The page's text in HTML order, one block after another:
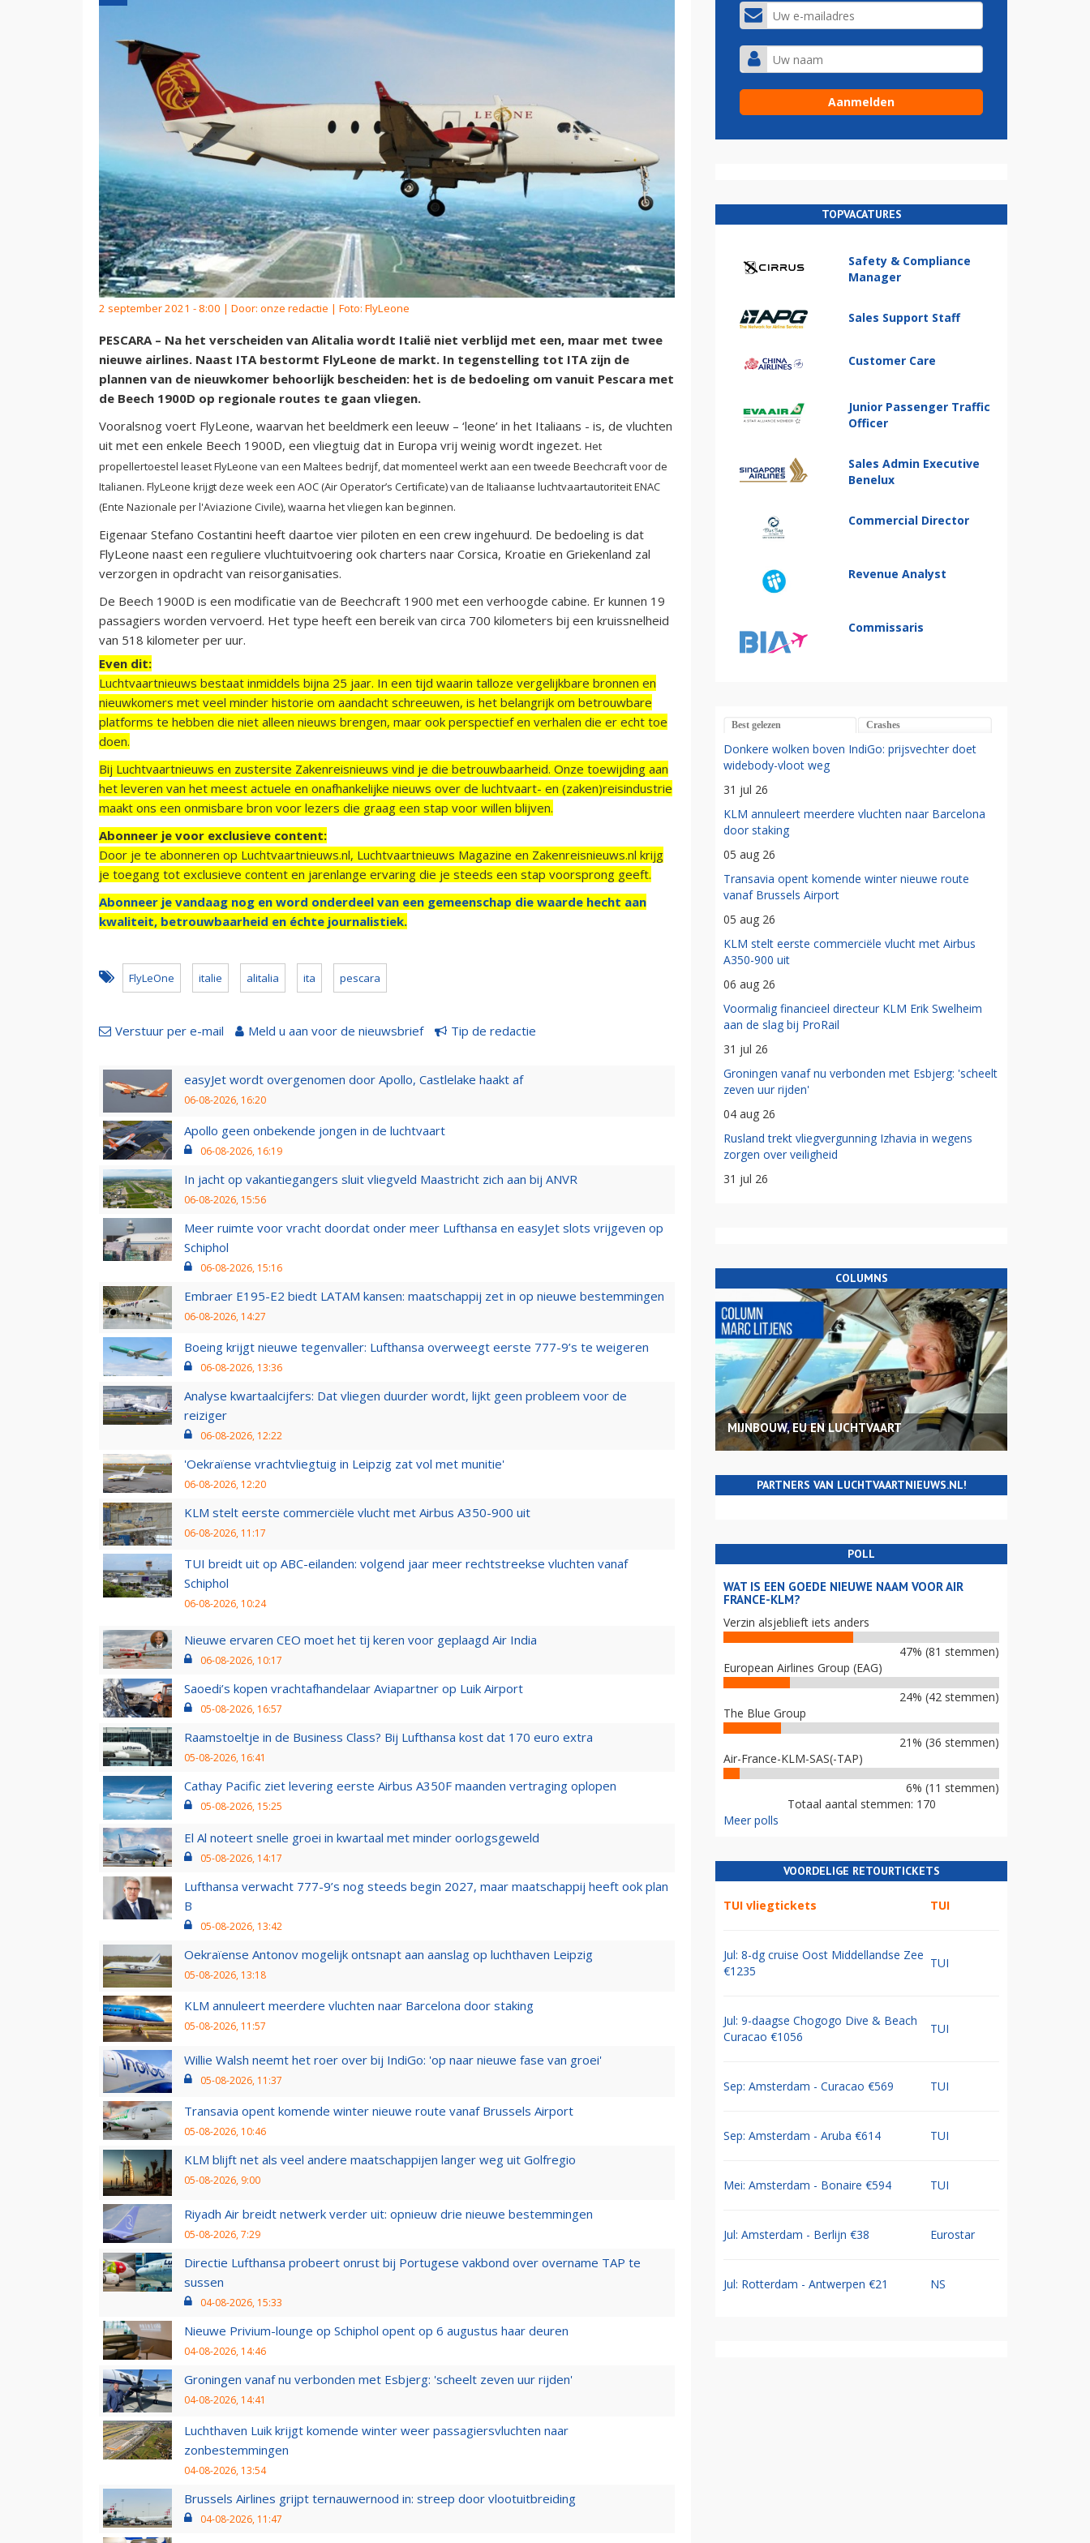
2 september 2021 - 8:00 | Door: onze redactie | Foto: FlyLeone
PESCARA – Na het verscheiden van Alitalia wordt Italië niet verblijd met een, maar met twee
nieuwe airlines. Naast ITA bestormt FlyLeone de markt. In tegenstelling tot ITA zijn de
plannen van de nieuwkomer behoorlijk bescheiden: het is de bedoeling om vanuit Pescara met
de Beech 1900D op regionale routes te gaan vliegen.
Vooralsnog voert FlyLeone, waarvan het beeldmerk een leeuw – ‘leone’ in het Italiaans - is, de vluchten
uit met een enkele Beech 1900D, een vliegtuig dat in Europa vrij weinig wordt ingezet. Het
propellertoestel leaset FlyLeone van een Maltees bedrijf, dat momenteel werkt aan een tweede Beechcraft voor de
Italianen. FlyLeone krijgt deze week een AOC (Air Operator’s Certificate) van de Italiaanse luchtvaartautoriteit ENAC
(Ente Nazionale per l'Aviazione Civile), waarna het vliegen kan beginnen.
Eigenaar Stefano Costantini heeft daartoe vier piloten en een crew ingehuurd. De bedoeling is dat
FlyLeone naast een reguliere vluchtuitvoering ook charters naar Corsica, Kroatie en Griekenland zal
verzorgen in opdracht van reisorganisaties.
De Beech 1900D is een modificatie van de Beechcraft 1900 met een verhoogde cabine. Er kunnen 19
passagiers worden vervoerd. Het type heeft een bereik van circa 700 kilometers bij een kruissnelheid
van 518 kilometer per uur.
Even dit:
Luchtvaartnieuws bestaat inmiddels bijna 25 jaar. In een tijd waarin talloze vergelijkbare bronnen en
nieuwkomers met veel minder historie om aandacht schreeuwen, is het belangrijk om betrouwbare
platforms te hebben die niet alleen nieuws brengen, maar ook perspectief en verhalen die er echt toe
doen.
Bij Luchtvaartnieuws en zustersite Zakenreisnieuws vind je die betrouwbaarheid. Onze toewijding aan
het leveren van het meest actuele en onafhankelijke nieuws over de luchtvaart- en (zaken)reisindustrie
maakt ons een onmisbare bron voor lezers die graag een stap voor willen blijven.
Abonneer je voor exclusieve content:
Door je te abonneren op Luchtvaartnieuws.nl, Luchtvaartnieuws Magazine en Zakenreisnieuws.nl krijg
je toegang tot exclusieve content en jarenlange ervaring die je steeds een stap voorsprong geeft.
Abonneer je vandaag nog en word onderdeel van een gemeenschap die waarde hecht aan
kwaliteit, betrouwbaarheid en échte journalistiek.
FlyLeOne italie alitalia ita pescara
Verstuur per e-mail Meld u aan voor de nieuwsbrief Tip de redactie
easyJet wordt overgenomen door Apollo, Castlelake haakt af
06-08-2026, 16:20
Apollo geen onbekende jongen in de luchtvaart
06-08-2026, 16:19
In jacht op vakantiegangers sluit vliegveld Maastricht zich aan bij ANVR
06-08-2026, 15:56
Meer ruimte voor vracht doordat onder meer Lufthansa en easyJet slots vrijgeven op
Schiphol
06-08-2026, 15:16
Embraer E195-E2 biedt LATAM kansen: maatschappij zet in op nieuwe bestemmingen
06-08-2026, 14:27
Boeing krijgt nieuwe tegenvaller: Lufthansa overweegt eerste 777-9’s te weigeren
06-08-2026, 13:36
Analyse kwartaalcijfers: Dat vliegen duurder wordt, lijkt geen probleem voor de
reiziger
06-08-2026, 12:22
'Oekraïense vrachtvliegtuig in Leipzig zat vol met munitie'
06-08-2026, 12:20
KLM stelt eerste commerciële vlucht met Airbus A350-900 uit
06-08-2026, 11:17
TUI breidt uit op ABC-eilanden: volgend jaar meer rechtstreekse vluchten vanaf
Schiphol
06-08-2026, 10:24
Nieuwe ervaren CEO moet het tij keren voor geplaagd Air India
06-08-2026, 10:17
Saoedi’s kopen vrachtafhandelaar Aviapartner op Luik Airport
05-08-2026, 16:57
Raamstoeltje in de Business Class? Bij Lufthansa kost dat 170 euro extra
05-08-2026, 16:41
Cathay Pacific ziet levering eerste Airbus A350F maanden vertraging oplopen
05-08-2026, 15:25
El Al noteert snelle groei in kwartaal met minder oorlogsgeweld
05-08-2026, 14:17
Lufthansa verwacht 777-9’s nog steeds begin 2027, maar maatschappij heeft ook plan
B
05-08-2026, 13:42
Oekraïense Antonov mogelijk ontsnapt aan aanslag op luchthaven Leipzig
05-08-2026, 13:18
KLM annuleert meerdere vluchten naar Barcelona door staking
05-08-2026, 11:57
Willie Walsh neemt het roer over bij IndiGo: 'op naar nieuwe fase van groei'
05-08-2026, 11:37
Transavia opent komende winter nieuwe route vanaf Brussels Airport
05-08-2026, 10:46
KLM blijft net als veel andere maatschappijen langer weg uit Golfregio
05-08-2026, 9:00
Riyadh Air breidt netwerk verder uit: opnieuw drie nieuwe bestemmingen
05-08-2026, 7:29
Directie Lufthansa probeert onrust bij Portugese vakbond over overname TAP te
sussen
04-08-2026, 15:33
Nieuwe Privium-lounge op Schiphol opent op 6 augustus haar deuren
04-08-2026, 14:46
Groningen vanaf nu verbonden met Esbjerg: 'scheelt zeven uur rijden'
04-08-2026, 14:41
Luchthaven Luik krijgt komende winter weer passagiersvluchten naar
zonbestemmingen
04-08-2026, 13:54
Brussels Airlines grijpt ternauwernood in: streep door vlootuitbreiding
04-08-2026, 11:47
TOPVACATURES
Safety & Compliance
Manager
Sales Support Staff
Customer Care
Junior Passenger Traffic
Officer
Sales Admin Executive
Benelux
Commercial Director
Revenue Analyst
Commissaris
Best gelezen Crashes
Donkere wolken boven IndiGo: prijsvechter doet
widebody-vloot weg
31 jul 26
KLM annuleert meerdere vluchten naar Barcelona
door staking
05 aug 26
Transavia opent komende winter nieuwe route
vanaf Brussels Airport
05 aug 26
KLM stelt eerste commerciële vlucht met Airbus
A350-900 uit
06 aug 26
Voormalig financieel directeur KLM Erik Swelheim
aan de slag bij ProRail
31 jul 26
Groningen vanaf nu verbonden met Esbjerg: 'scheelt
zeven uur rijden'
04 aug 26
Rusland trekt vliegvergunning Izhavia in wegens
zorgen over veiligheid
31 jul 26
COLUMNS
MIJNBOUW, EU EN LUCHTVAART
PARTNERS VAN LUCHTVAARTNIEUWS.NL!
POLL
WAT IS EEN GOEDE NIEUWE NAAM VOOR AIR
FRANCE-KLM?
Verzin alsjeblieft iets anders
47% (81 stemmen)
European Airlines Group (EAG)
24% (42 stemmen)
The Blue Group
21% (36 stemmen)
Air-France-KLM-SAS(-TAP)
6% (11 stemmen)
Totaal aantal stemmen: 170
Meer polls
VOORDELIGE RETOURTICKETS
TUI vliegtickets TUI
Jul: 8-dg cruise Oost Middellandse Zee
€1235
TUI
Jul: 9-daagse Chogogo Dive & Beach
Curacao €1056
TUI
Sep: Amsterdam - Curacao €569 TUI
Sep: Amsterdam - Aruba €614 TUI
Mei: Amsterdam - Bonaire €594 TUI
Jul: Amsterdam - Berlijn €38 Eurostar
Jul: Rotterdam - Antwerpen €21 NS